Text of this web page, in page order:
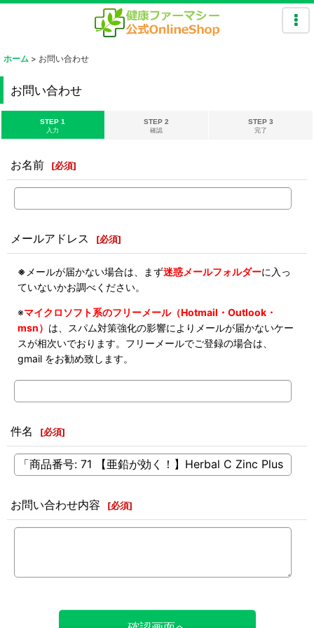
ホーム > お問い合わせ
お問い合わせ
STEP 1
入力
STEP 2
確認
STEP 3
完了
お名前 [必須]
メールアドレス [必須]
※ メールが届かない場合は、まず迷惑メールフォルダーに入っ
ていないかお調べください。
※マイクロソフト系のフリーメール（Hotmail・Outlook・
msn） は、スパム対策強化の影響によりメールが届かないケー
スが相次いでおります。フリーメールでご登録の場合は、
gmail をお勧め致します。
件名 [必須]
お問い合わせ内容 [必須]